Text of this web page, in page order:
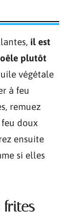
il est
plutôt
végétale
à feu
remuez
doux
ensuite
si elles
frites